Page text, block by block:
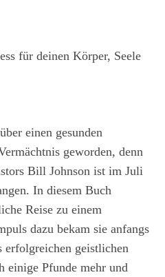
für deinen Körper, Seele
einen gesunden
geworden, denn
Bill Johnson ist im Juli
In diesem Buch
Reise zu einem
dazu bekam sie anfangs
erfolgreichen geistlichen
einige Pfunde mehr und